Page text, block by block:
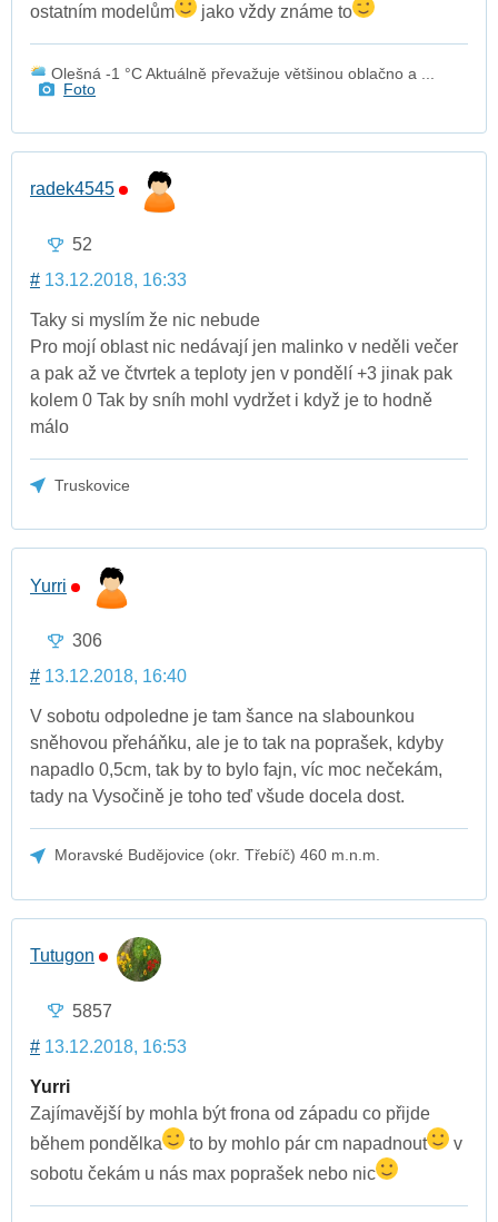
ostatním modelům
jako vždy známe to
Olešná -1 °C Aktuálně převažuje většinou oblačno a ...
Foto
radek4545
52
# 13.12.2018, 16:33
Taky si myslím že nic nebude
Pro mojí oblast nic nedávají jen malinko v neděli večer
a pak až ve čtvrtek a teploty jen v pondělí +3 jinak pak
kolem 0 Tak by sníh mohl vydržet i když je to hodně
málo
Truskovice
Yurri
306
# 13.12.2018, 16:40
V sobotu odpoledne je tam šance na slabounkou
sněhovou přeháňku, ale je to tak na poprašek, kdyby
napadlo 0,5cm, tak by to bylo fajn, víc moc nečekám,
tady na Vysočině je toho teď všude docela dost.
Moravské Budějovice (okr. Třebíč) 460 m.n.m.
Tutugon
5857
# 13.12.2018, 16:53
Yurri
Zajímavější by mohla být frona od západu co přijde
během pondělka
to by mohlo pár cm napadnout
v
sobotu čekám u nás max poprašek nebo nic